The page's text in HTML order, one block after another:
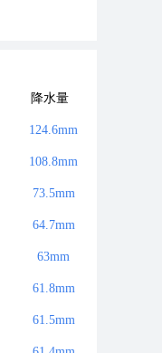
降水量
124.6mm
108.8mm
73.5mm
64.7mm
63mm
61.8mm
61.5mm